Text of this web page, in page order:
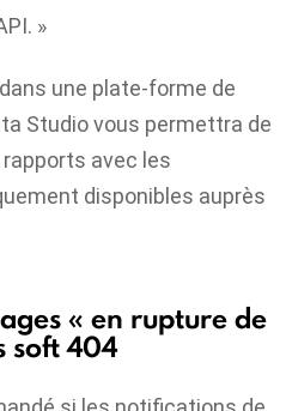
»
une plate-forme de
Studio vous permettra de
avec les
disponibles auprès
« en rupture de
soft 404